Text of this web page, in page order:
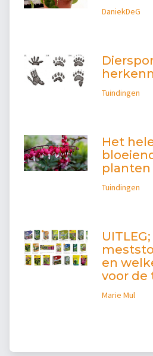
DaniekDeG
Tuindingen
Het
planten
Tuindingen
en
voor de
Marie Mul